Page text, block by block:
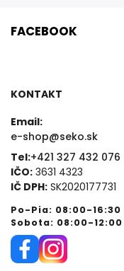
FACEBOOK
KONTAKT
Email:
e-shop@seko.sk
Tel:+421 327 432 076
IČO: 3631 4323
IČ DPH: SK2020177731
Po-Pia: 08:00-16:30
Sobota: 08:00-12:00